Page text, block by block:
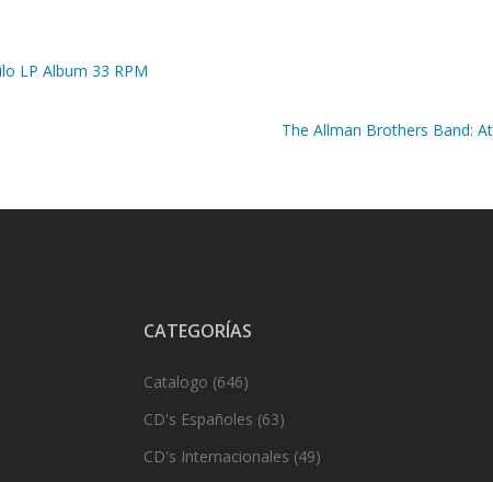
LP Album 33 RPM
The Allman Brothers Band:
CATEGORÍAS
Catalogo (646)
CD's Españoles (63)
CD's Internacionales (49)